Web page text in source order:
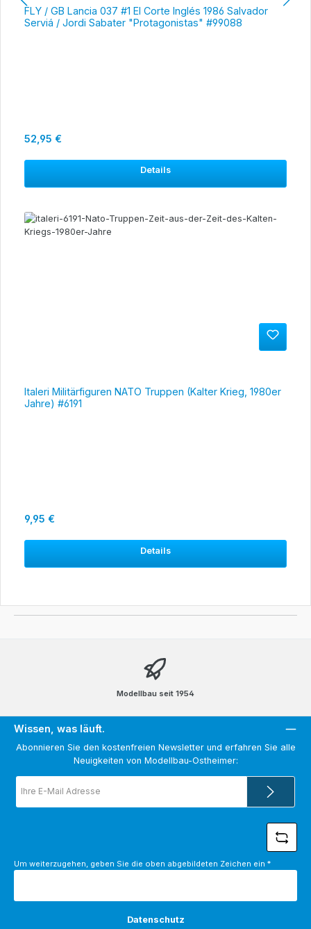
FLY / GB Lancia 037 #1 El Corte Inglés 1986 Salvador
Serviá / Jordi Sabater "Protagonistas" #99088
Regulärer Preis:
52,95 €
Details
Italeri Militärfiguren NATO Truppen (Kalter Krieg, 1980er
Jahre) #6191
Regulärer Preis:
9,95 €
Details
Modellbau seit 1954
Wissen, was läuft.
Abonnieren Sie den kostenfreien Newsletter und erfahren Sie alle
Neuigkeiten von Modellbau-Ostheimer:
Mail-
Adresse
Um weiterzugehen, geben Sie die oben abgebildeten Zeichen ein *
Datenschutz